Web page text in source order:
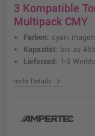
3 Kompatible
Multipack CMY
Farben: cyan,
Kapazität: bis zu
Lieferzeit: 1-3
mehr Details chevron_right